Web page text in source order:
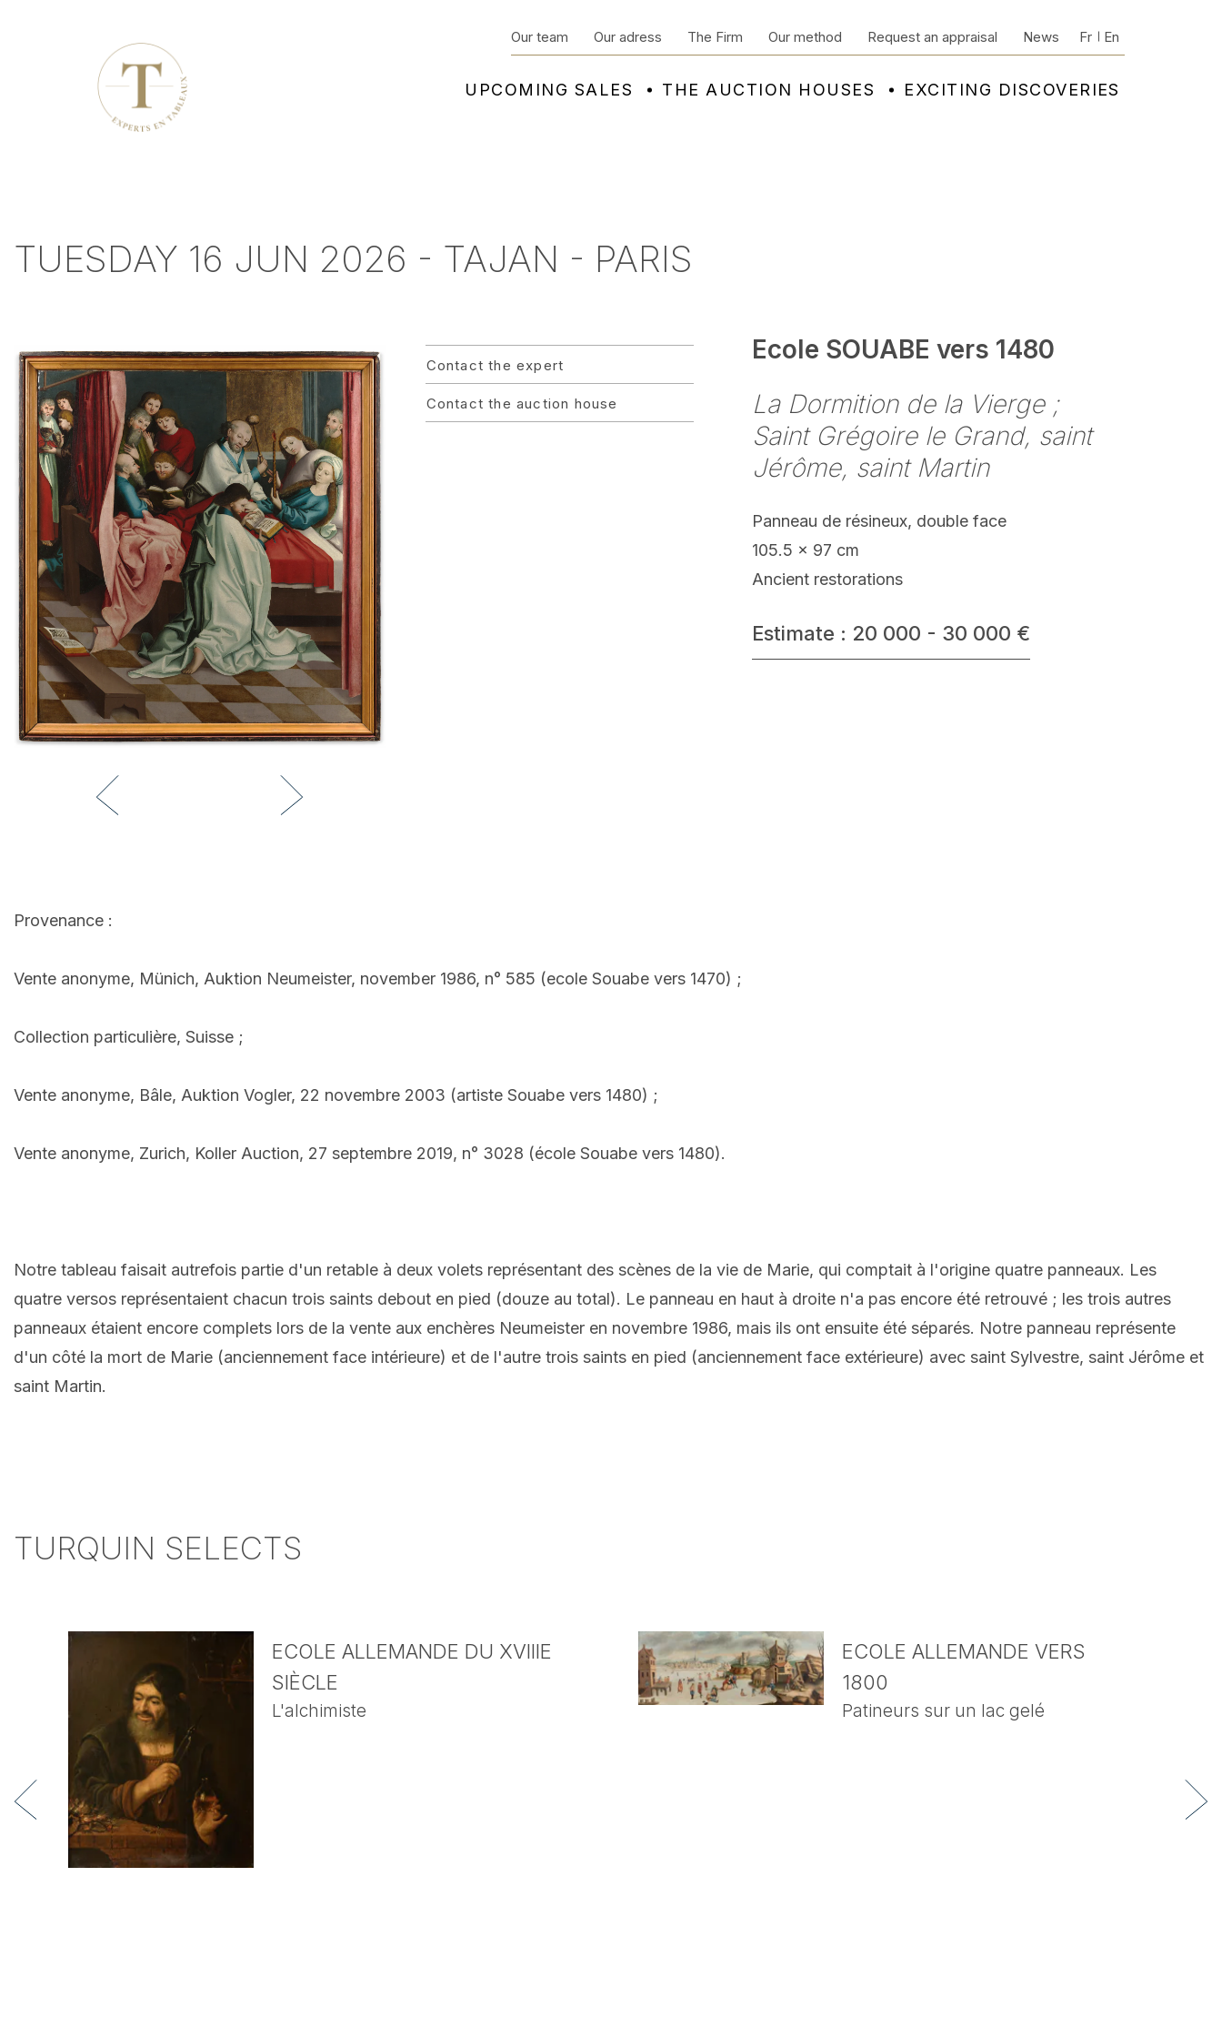
UPCOMING SALES THE AUCTION HOUSES EXCITING DISCOVERIES
Our team Our adress The Firm Our method Request an appraisal News Fr En
TUESDAY 16 JUN 2026 - TAJAN - PARIS
Contact the expert
Contact the auction house
Ecole SOUABE vers 1480
La Dormition de la Vierge ;
Saint Grégoire le Grand, saint
Jérôme, saint Martin
Panneau de résineux, double face
105.5 x 97 cm
Ancient restorations
Estimate : 20 000 - 30 000 €
Provenance :
Vente anonyme, Münich, Auktion Neumeister, november 1986, n° 585 (ecole Souabe vers 1470) ;
Collection particulière, Suisse ;
Vente anonyme, Bâle, Auktion Vogler, 22 novembre 2003 (artiste Souabe vers 1480) ;
Vente anonyme, Zurich, Koller Auction, 27 septembre 2019, n° 3028 (école Souabe vers 1480).
Notre tableau faisait autrefois partie d'un retable à deux volets représentant des scènes de la vie de Marie, qui comptait à l'origine quatre panneaux. Les
quatre versos représentaient chacun trois saints debout en pied (douze au total). Le panneau en haut à droite n'a pas encore été retrouvé ; les trois autres
panneaux étaient encore complets lors de la vente aux enchères Neumeister en novembre 1986, mais ils ont ensuite été séparés. Notre panneau représente
d'un côté la mort de Marie (anciennement face intérieure) et de l'autre trois saints en pied (anciennement face extérieure) avec saint Sylvestre, saint Jérôme et
saint Martin.
TURQUIN SELECTS
ECOLE ALLEMANDE DU XVIIIE
SIÈCLE
L'alchimiste
ECOLE ALLEMANDE VERS
1800
Patineurs sur un lac gelé